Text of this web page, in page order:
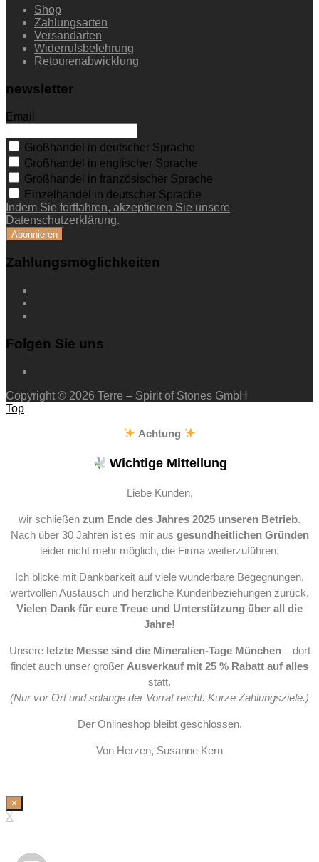
Shop
Zahlungsarten
Versandarten
Widerrufsbelehrung
Retourenabwicklung
newsletter
Email
Großhandel in deutscher Sprache
Großhandel in englischer Sprache
Großhandel in französischer Sprache
Einzelhandel in deutscher Sprache
Indem Sie fortfahren, akzeptieren Sie unsere
Datenschutzerklärung.
Zahlungsmöglichkeiten
Folgen Sie uns
Copyright © 2026 Terre – Spirit of Stones GmbH
Top
Achtung
Wichtige Mitteilung
Liebe Kunden,
wir schließen zum Ende des Jahres 2025 unseren Betrieb.
Nach über 30 Jahren ist es mir aus gesundheitlichen Gründen
leider nicht mehr möglich, die Firma weiterzuführen.
Ich blicke mit Dankbarkeit auf viele wunderbare Begegnungen,
wertvollen Austausch und herzliche Kundenbeziehungen zurück.
Vielen Dank für eure Treue und Unterstützung über all die
Jahre!
Unsere letzte Messe sind die Mineralien-Tage München– dort
findet auch unser großer Ausverkauf mit 25 % Rabatt auf alles
statt.
(Nur vor Ort und solange der Vorrat reicht. Kurze Zahlungsziele.)
Der Onlineshop bleibt geschlossen.
Von Herzen, Susanne Kern
×
X